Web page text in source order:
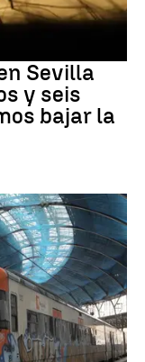
Sevilla
y seis
bajar la